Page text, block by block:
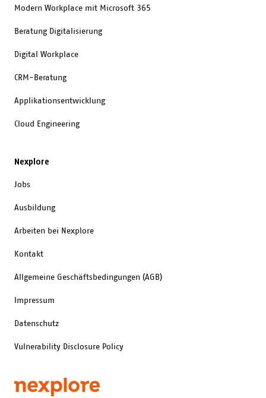
Modern Workplace mit Microsoft 365
Beratung Digitalisierung
Digital Workplace
CRM-Beratung
Applikationsentwicklung
Cloud Engineering
Nexplore
Jobs
Ausbildung
Arbeiten bei Nexplore
Kontakt
Allgemeine Geschäftsbedingungen (AGB)
Impressum
Datenschutz
Vulnerability Disclosure Policy